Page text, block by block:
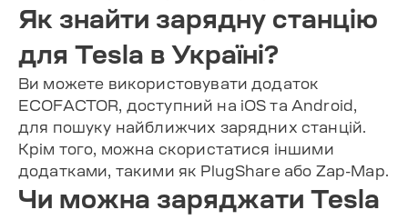
Як знайти зарядну станцію
для Tesla в Україні?
Ви можете використовувати додаток
ECOFACTOR, доступний на iOS та Android,
для пошуку найближчих зарядних станцій.
Крім того, можна скористатися іншими
додатками, такими як PlugShare або Zap-Map.
Чи можна заряджати Tesla